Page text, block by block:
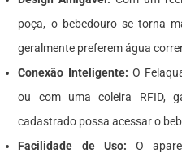
poça, o bebedouro se torna
geralmente preferem água
Conexão Inteligente: O
ou com uma coleira RFID,
cadastrado possa acessar o
Facilidade de Uso: O